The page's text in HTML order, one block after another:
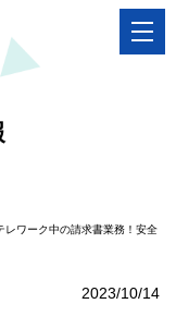
レワーク中の請求書業務！安全
2023/10/14